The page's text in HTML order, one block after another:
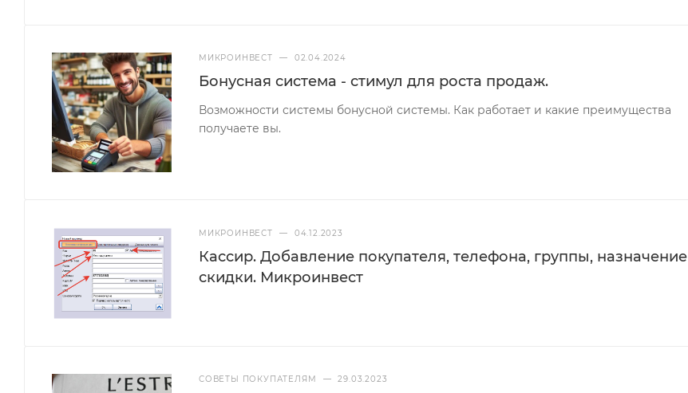
МИКРОИНВЕСТ — 02.04.2024
Бонусная система - стимул для роста продаж.
Возможности системы бонусной системы. Как работает и какие преимущества
получаете вы.
МИКРОИНВЕСТ — 04.12.2023
Кассир. Добавление покупателя, телефона, группы, назначение
скидки. Микроинвест
СОВЕТЫ ПОКУПАТЕЛЯМ — 29.03.2023